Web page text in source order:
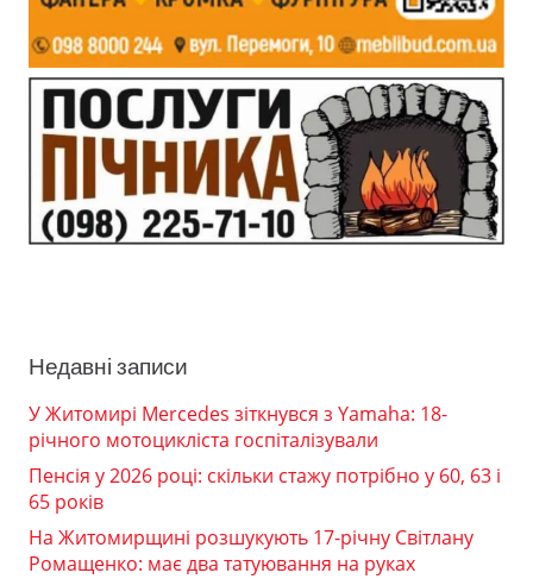
Недавні записи
У Житомирі Mercedes зіткнувся з Yamaha: 18-
річного мотоцикліста госпіталізували
Пенсія у 2026 році: скільки стажу потрібно у 60, 63 і
65 років
На Житомирщині розшукують 17-річну Світлану
Ромащенко: має два татуювання на руках